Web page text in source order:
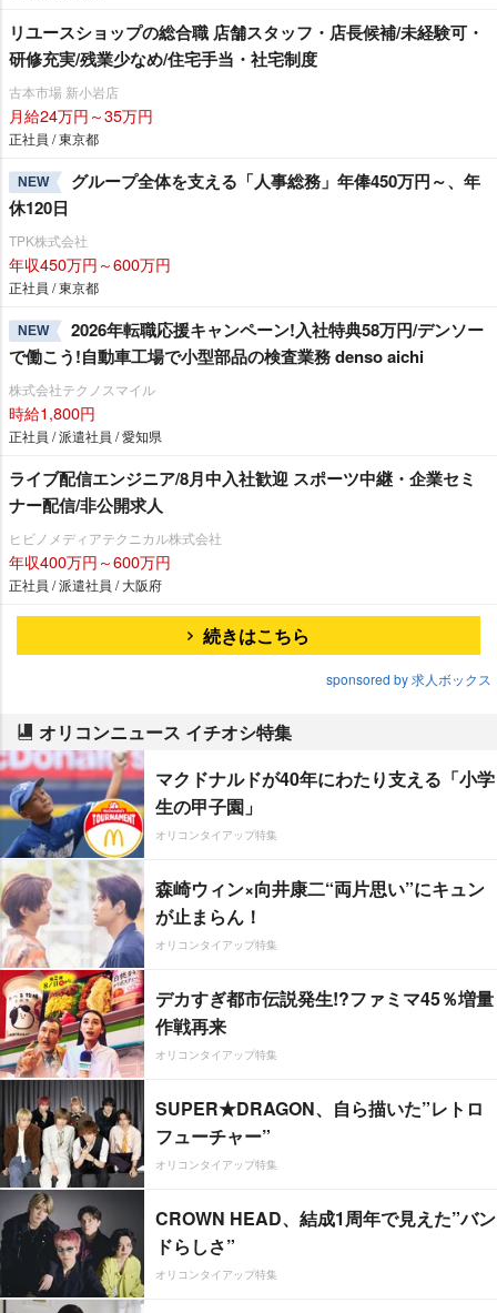
リユースショップの総合職 店舗スタッフ・店長候補/未経験可・
研修充実/残業少なめ/住宅手当・社宅制度
古本市場 新小岩店
月給24万円～35万円
正社員 / 東京都
NEW
グループ全体を支える「人事総務」年俸450万円～、年
休120日
TPK株式会社
年収450万円～600万円
正社員 / 東京都
NEW
2026年転職応援キャンペーン!入社特典58万円/デンソー
で働こう!自動車工場で小型部品の検査業務 denso aichi
株式会社テクノスマイル
時給1,800円
正社員 / 派遣社員 / 愛知県
ライブ配信エンジニア/8月中入社歓迎 スポーツ中継・企業セミ
ナー配信/非公開求人
ヒビノメディアテクニカル株式会社
年収400万円～600万円
正社員 / 派遣社員 / 大阪府
続きはこちら
sponsored by 求人ボックス
オリコンニュース イチオシ特集
マクドナルドが40年にわたり支える「小学
生の甲子園」
オリコンタイアップ特集
森崎ウィン×向井康二“両片思い”にキュン
が止まらん！
オリコンタイアップ特集
デカすぎ都市伝説発生!?ファミマ45％増量
作戦再来
オリコンタイアップ特集
SUPER★DRAGON、自ら描いた”レトロ
フューチャー”
オリコンタイアップ特集
CROWN HEAD、結成1周年で見えた”バン
ドらしさ”
オリコンタイアップ特集